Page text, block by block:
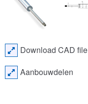
Download CAD file
Aanbouwdelen